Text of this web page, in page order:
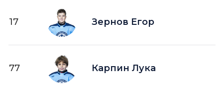
17 Зернов Егор
77 Карпин Лука